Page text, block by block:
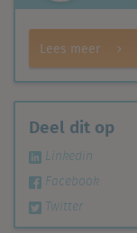
Lees meer
Deel dit op
Linkedin
Facebook
Twitter